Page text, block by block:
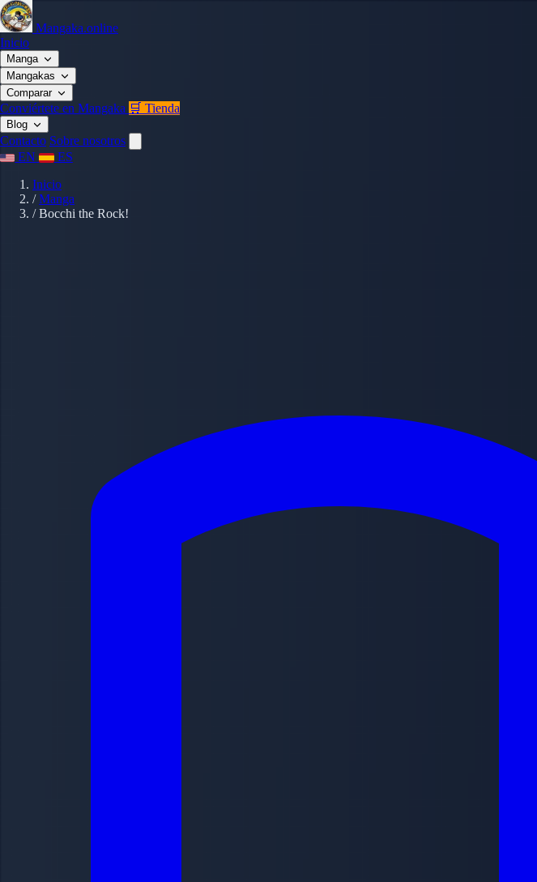
Mangaka.online
Inicio
Manga
Mangakas
Comparar
Conviértete en Mangaka 🛒 Tienda
Blog
Contacto Sobre nosotros
EN
ES
Inicio
/ Manga
/ Bocchi the Rock!